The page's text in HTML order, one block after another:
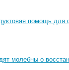
помощь для
молебны о